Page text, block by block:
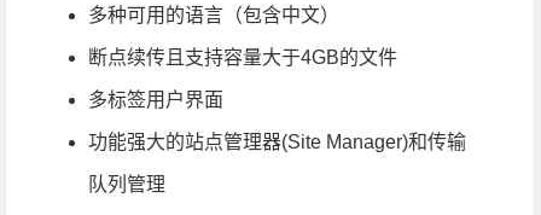
多种可用的语言（包含中文）
断点续传且支持容量大于4GB的文件
多标签用户界面
功能强大的站点管理器(Site Manager)和传输
队列管理